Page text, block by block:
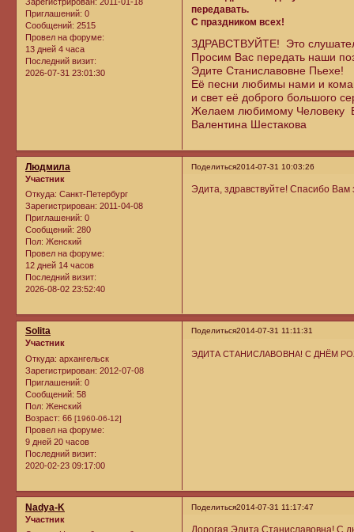
Приглашений: 0
Сообщений: 2515
Провел на форуме:
13 дней 4 часа
Последний визит:
2026-07-31 23:01:30
передавать.
С праздником всех!
ЗДРАВСТВУЙТЕ! Это
Просим Вас передать наши
Эдите Станиславовне Пьехе!
Её песни любимы нами и
и свет её доброго большого
Желаем любимому Человеку
Валентина Шестакова
Поделиться2014-07-31 10:03:26
Людмила
Участник
Откуда: Санкт-Петербург
Зарегистрирован: 2011-04-08
Приглашений: 0
Сообщений: 280
Пол: Женский
Провел на форуме:
12 дней 14 часов
Последний визит:
2026-08-02 23:52:40
Эдита, здравствуйте! Спасибо Вам
Поделиться2014-07-31 11:11:31
Solita
Участник
Откуда: архангельск
Зарегистрирован: 2012-07-08
Приглашений: 0
Сообщений: 58
Пол: Женский
Возраст: 66 [1960-06-12]
Провел на форуме:
9 дней 20 часов
Последний визит:
2020-02-23 09:17:00
ЭДИТА СТАНИСЛАВОВНА! С ДНЁМ
Поделиться2014-07-31 11:17:47
Nadya-K
Участник
Дорогая Эдита Станиславовна! С